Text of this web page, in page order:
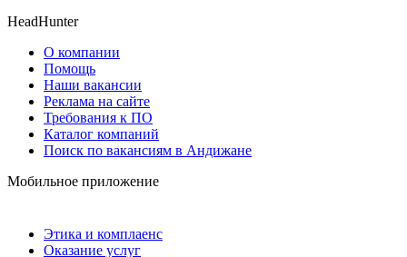
HeadHunter
О компании
Помощь
Наши вакансии
Реклама на сайте
Требования к ПО
Каталог компаний
Поиск по вакансиям в Андижане
Мобильное приложение
Этика и комплаенс
Оказание услуг